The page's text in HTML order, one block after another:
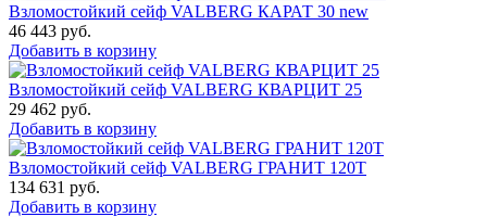
Взломостойкий сейф VALBERG КАРАТ 30 new
46 443 руб.
Добавить в корзину
Взломостойкий сейф VALBERG КВАРЦИТ 25
29 462 руб.
Добавить в корзину
Взломостойкий сейф VALBERG ГРАНИТ 120Т
134 631 руб.
Добавить в корзину